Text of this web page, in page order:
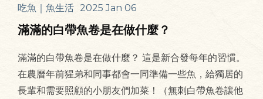
吃魚｜魚生活 2025 Jan 06
滿滿的白帶魚卷是在做什麼？
滿滿的白帶魚卷是在做什麼？ 這是新合發每年的習慣。
在農曆年前猩弟和同事都會一同準備一些魚，給獨居的
長輩和需要照顧的小朋友們加菜！（無刺白帶魚卷讓他